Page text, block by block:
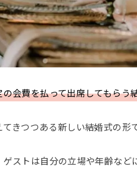
会費を払って出席してもらう
きつつある新しい結婚式の形で
ストは自分の立場や年齢など